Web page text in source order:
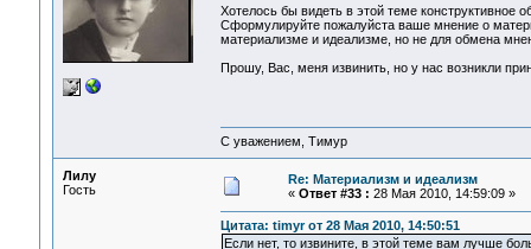
Хотелось бы видеть в этой теме конструктивное
Сформулируйте пожалуйста ваше мнение о
материализме и идеализме, но не для обмена
Прошу, Вас, меня извинить, но у нас возникли
С уважением, Тимур
Лилу
Гость
Re: Материализм и идеализм
« Ответ #33 : 28 Мая 2010, 14:59:09 »
Цитата: timyr от 28 Мая 2010, 14:50:51
Если нет, то извините, в этой теме вам лучше